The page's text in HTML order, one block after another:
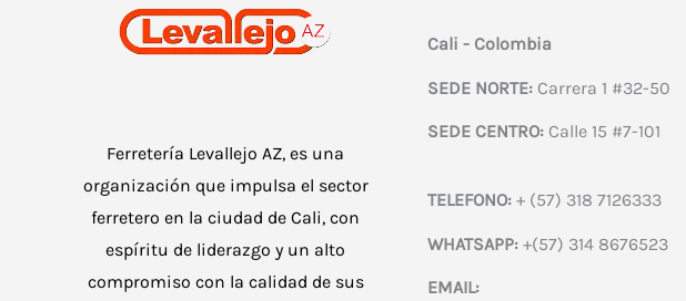
Ferretería Levallejo AZ, es una
organización que impulsa el sector
ferretero en la ciudad de Cali, con
espíritu de liderazgo y un alto
compromiso con la calidad de sus
Cali - Colombia
SEDE NORTE:Carrera 1 #32-50
SEDE CENTRO:Calle 15 #7-101
TELEFONO:+ (57) 318 7126333
WHATSAPP:+(57) 314 8676523
EMAIL: